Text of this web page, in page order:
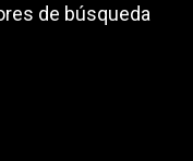
de búsqueda